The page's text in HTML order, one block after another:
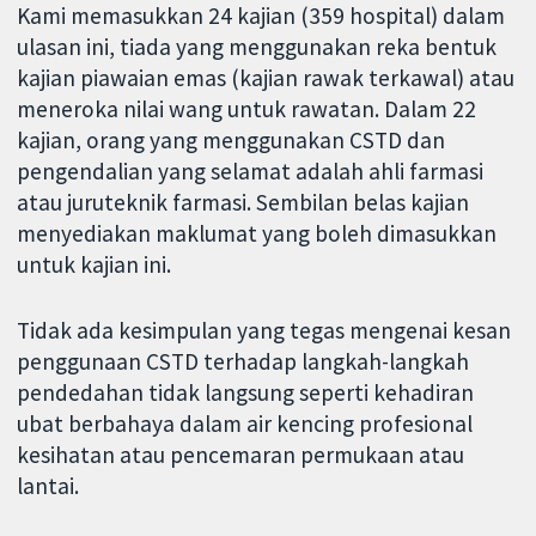
Kami memasukkan 24 kajian (359 hospital) dalam
ulasan ini, tiada yang menggunakan reka bentuk
kajian piawaian emas (kajian rawak terkawal) atau
meneroka nilai wang untuk rawatan. Dalam 22
kajian, orang yang menggunakan CSTD dan
pengendalian yang selamat adalah ahli farmasi
atau juruteknik farmasi. Sembilan belas kajian
menyediakan maklumat yang boleh dimasukkan
untuk kajian ini.
Tidak ada kesimpulan yang tegas mengenai kesan
penggunaan CSTD terhadap langkah-langkah
pendedahan tidak langsung seperti kehadiran
ubat berbahaya dalam air kencing profesional
kesihatan atau pencemaran permukaan atau
lantai.